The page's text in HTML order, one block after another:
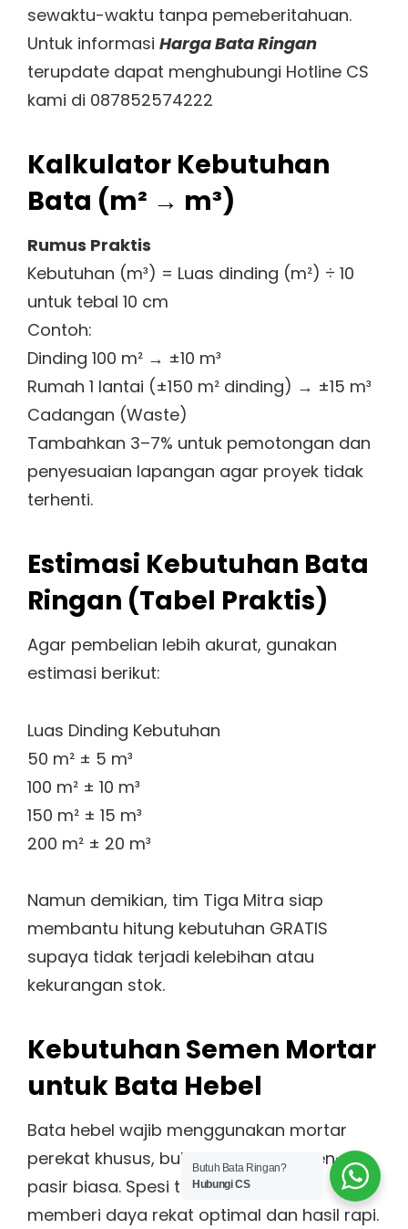
sewaktu-waktu tanpa pemeberitahuan.
Untuk informasi Harga Bata Ringan
terupdate dapat menghubungi Hotline CS
kami di 087852574222
Kalkulator Kebutuhan
Bata (m² → m³)
Rumus Praktis
Kebutuhan (m³) = Luas dinding (m²) ÷ 10
untuk tebal 10 cm
Contoh:
Dinding 100 m² → ±10 m³
Rumah 1 lantai (±150 m² dinding) → ±15 m³
Cadangan (Waste)
Tambahkan 3–7% untuk pemotongan dan
penyesuaian lapangan agar proyek tidak
terhenti.
Estimasi Kebutuhan Bata
Ringan (Tabel Praktis)
Agar pembelian lebih akurat, gunakan
estimasi berikut:
Luas Dinding Kebutuhan
50 m² ± 5 m³
100 m² ± 10 m³
150 m² ± 15 m³
200 m² ± 20 m³
Namun demikian, tim Tiga Mitra siap
membantu hitung kebutuhan GRATIS
supaya tidak terjadi kelebihan atau
kekurangan stok.
Kebutuhan Semen Mortar
untuk Bata Hebel
Bata hebel wajib menggunakan mortar
perekat khusus, bukan adukan semen-
pasir biasa. Spesi tipis (±2–3 mm)
memberi daya rekat optimal dan hasil rapi.
Butuh Bata Ringan?
Hubungi CS